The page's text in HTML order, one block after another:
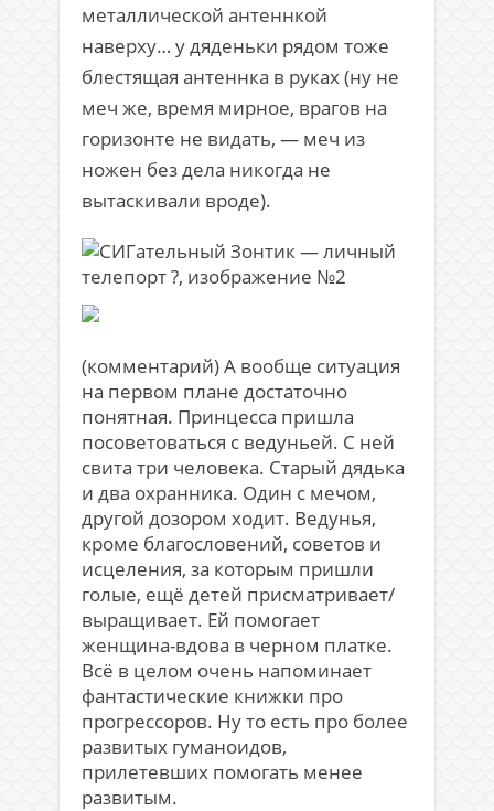
металлической антеннкой
наверху… у дяденьки рядом тоже
блестящая антеннка в руках (ну не
меч же, время мирное, врагов на
горизонте не видать, — меч из
ножен без дела никогда не
вытаскивали вроде).
(комментарий) А вообще ситуация
на первом плане достаточно
понятная. Принцесса пришла
посоветоваться с ведуньей. С ней
свита три человека. Старый дядька
и два охранника. Один с мечом,
другой дозором ходит. Ведунья,
кроме благословений, советов и
исцеления, за которым пришли
голые, ещё детей присматривает/
выращивает. Ей помогает
женщина-вдова в черном платке.
Всё в целом очень напоминает
фантастические книжки про
прогрессоров. Ну то есть про более
развитых гуманоидов,
прилетевших помогать менее
развитым.